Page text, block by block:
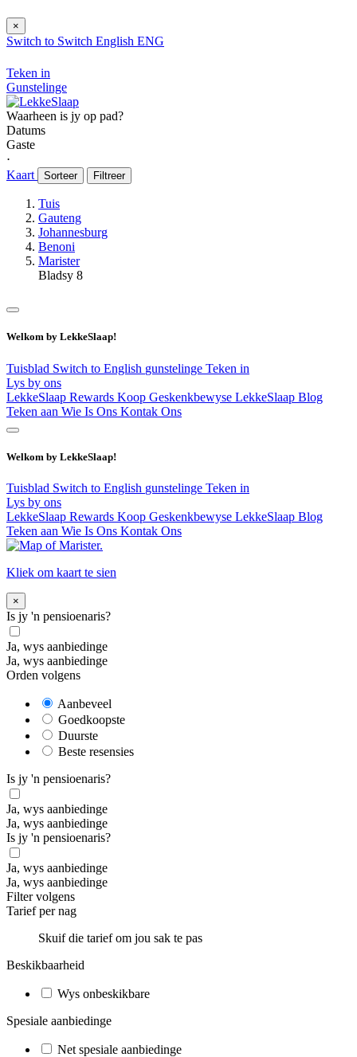
×
Switch to Switch English ENG
Teken in
Gunstelinge
Waarheen is jy op pad?
Datums
Gaste
⋅
Kaart
Sorteer Filtreer
Tuis
Gauteng
Johannesburg
Benoni
Marister
Bladsy 8
Welkom by LekkeSlaap!
Tuisblad Switch to English gunstelinge Teken in
Lys by ons
LekkeSlaap Rewards Koop Geskenkbewyse LekkeSlaap Blog
Teken aan Wie Is Ons Kontak Ons
Welkom by LekkeSlaap!
Tuisblad Switch to English gunstelinge Teken in
Lys by ons
LekkeSlaap Rewards Koop Geskenkbewyse LekkeSlaap Blog
Teken aan Wie Is Ons Kontak Ons
Kliek om kaart te sien
×
Is jy 'n pensioenaris?
Ja, wys aanbiedinge
Ja, wys aanbiedinge
Orden volgens
Aanbeveel
Goedkoopste
Duurste
Beste resensies
Is jy 'n pensioenaris?
Ja, wys aanbiedinge
Ja, wys aanbiedinge
Is jy 'n pensioenaris?
Ja, wys aanbiedinge
Ja, wys aanbiedinge
Filter volgens
Tarief per nag
Skuif die tarief om jou sak te pas
Beskikbaarheid
Wys onbeskikbare
Spesiale aanbiedinge
Net spesiale aanbiedinge